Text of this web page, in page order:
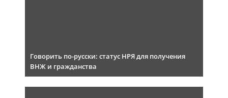
Говорить по-русски: статус НРЯ для получения
ВНЖ и гражданства